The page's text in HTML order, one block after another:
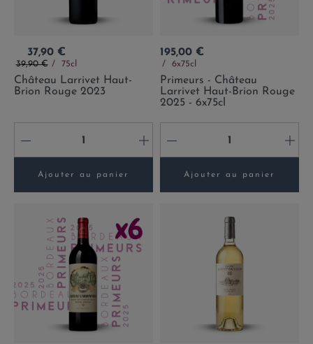
Prix
37,90 €
Prix de base
39,90 € 75cl
Château Larrivet Haut-
Brion Rouge 2023
- +
Ajouter au panier
Prix
195,00 €
6x75cl
Primeurs - Château
Larrivet Haut-Brion Rouge
2025 - 6x75cl
- +
Ajouter au panier